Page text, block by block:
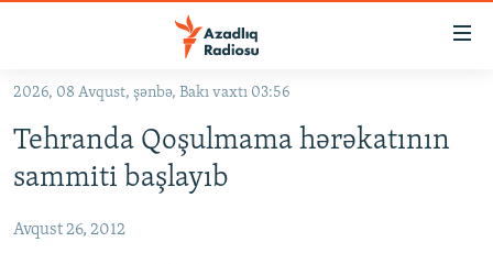
Əsas
qayıt
Əsas
qayıt
KORRUPSIOMETR
#ƏSLINDƏ
2026, 08 Avqust, şənbə, Bakı vaxtı 03:56
Tehranda Qoşulmama hərəkatının
sammiti başlayıb
Avqust 26, 2012